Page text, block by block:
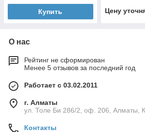
Купить Цену
О нас
Рейтинг не сформирован
Менее 5 отзывов за последний год
Работает с 03.02.2011
г. Алматы
ул. Толе Би 286/2, оф. 206, Алматы,
Контакты